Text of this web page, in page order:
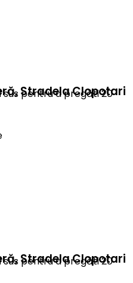
pentru a pregăti 20
,Stradela Clopotari
pentru a pregăti 20
,Stradela Clopotari